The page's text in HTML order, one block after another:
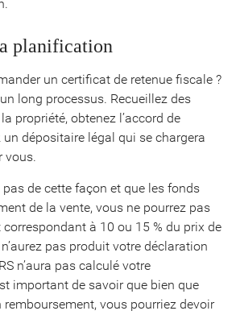
planification
un certificat de retenue fiscale ?
long processus. Recueillez des
propriété, obtenez l’accord de
un dépositaire légal qui se chargera
vous.
de cette façon et que les fonds
de la vente, vous ne pourrez pas
à 10 ou 15 % du prix de
pas produit votre déclaration
n’aura pas calculé votre
important de savoir que bien que
vous pourriez devoir